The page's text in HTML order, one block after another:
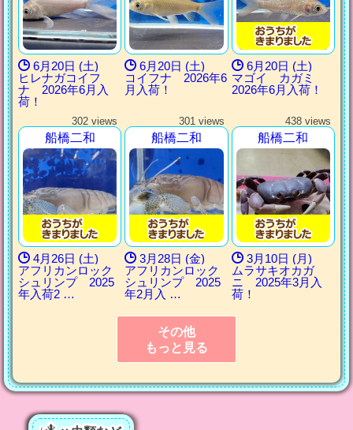
6月20日 (土)
ヒレナガコイフ
ナ 2026年6月入
荷！
6月20日 (土)
コイフナ 2026年6
月入荷！
6月20日 (土)
マゴイ カガミ
2026年6月入荷！
302 views
船橋二和
4月26日 (土)
アフリカンロック
シュリンプ 2025
年入荷2 …
301 views
船橋二和
3月28日 (金)
アフリカンロック
シュリンプ 2025
年2月入 …
438 views
船橋二和
3月10日 (月)
ムラサキオカガ
ニ 2025年3月入
荷！
その他
もっと見る